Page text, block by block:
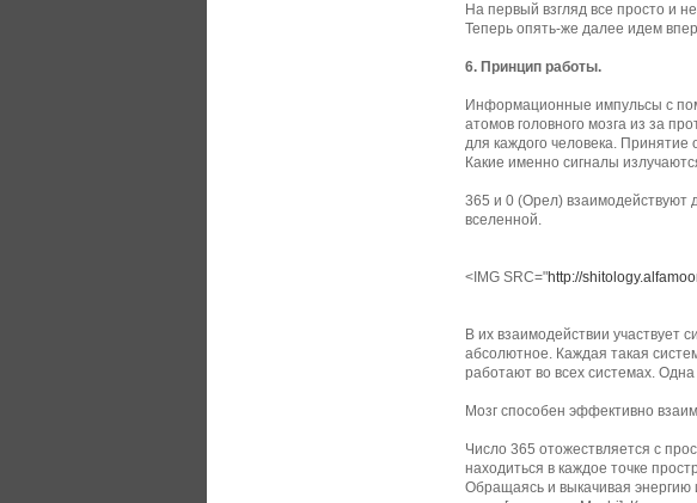
На первый взгляд все просто и
Теперь опять-же далее идем
6. Принцип работы.
Информационные импульсы с
атомов головного мозга из за
для каждого человека.
Какие именно сигналы
365 и 0 (Орел) взаимодействуют
вселенной.
<IMG SRC="http://
В их взаимодействии участвует
абсолютное. Каждая такая
работают во всех системах.
Мозг способен эффективно
Число 365 отожествляется с
находиться в каждое точке
Обращаясь и выкачивая энергию